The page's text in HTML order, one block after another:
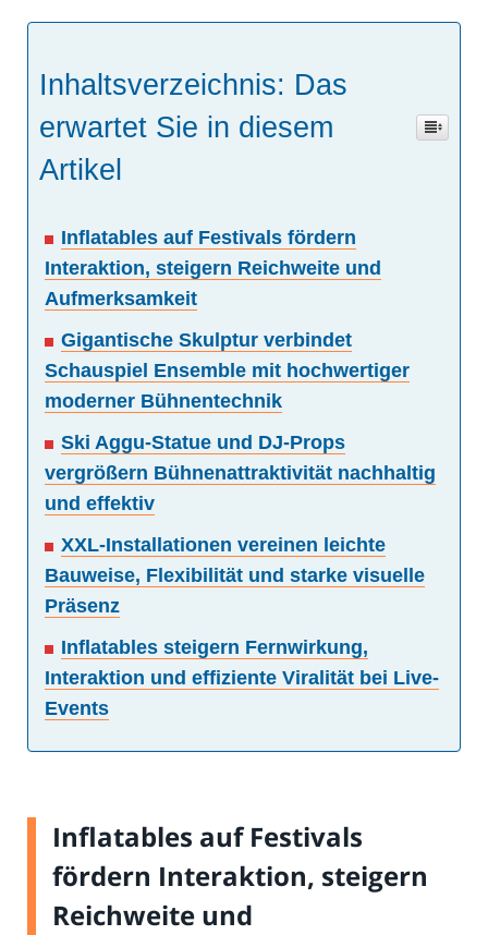
Inhaltsverzeichnis: Das
erwartet Sie in diesem
Artikel
Inflatables auf Festivals fördern
Interaktion, steigern Reichweite und
Aufmerksamkeit
Gigantische Skulptur verbindet
Schauspiel Ensemble mit hochwertiger
moderner Bühnentechnik
Ski Aggu-Statue und DJ-Props
vergrößern Bühnenattraktivität nachhaltig
und effektiv
XXL-Installationen vereinen leichte
Bauweise, Flexibilität und starke visuelle
Präsenz
Inflatables steigern Fernwirkung,
Interaktion und effiziente Viralität bei Live-
Events
Inflatables auf Festivals
fördern Interaktion, steigern
Reichweite und